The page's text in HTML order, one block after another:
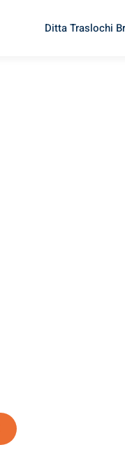
Ditta Traslochi